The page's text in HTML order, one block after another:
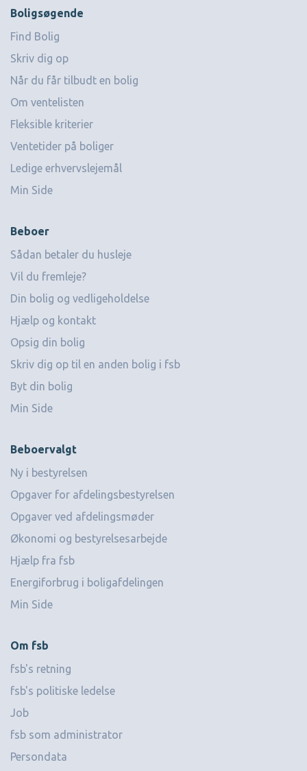
Boligsøgende
Find Bolig
Skriv dig op
Når du får tilbudt en bolig
Om ventelisten
Fleksible kriterier
Ventetider på boliger
Ledige erhvervslejemål
Min Side
Beboer
Sådan betaler du husleje
Vil du fremleje?
Din bolig og vedligeholdelse
Hjælp og kontakt
Opsig din bolig
Skriv dig op til en anden bolig i fsb
Byt din bolig
Min Side
Beboervalgt
Ny i bestyrelsen
Opgaver for afdelingsbestyrelsen
Opgaver ved afdelingsmøder
Økonomi og bestyrelsesarbejde
Hjælp fra fsb
Energiforbrug i boligafdelingen
Min Side
Om fsb
fsb's retning
fsb's politiske ledelse
Job
fsb som administrator
Persondata